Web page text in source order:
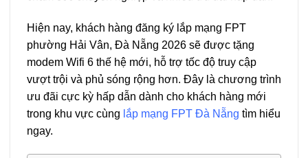
Hiện nay, khách hàng đăng ký lắp mạng FPT
phường Hải Vân, Đà Nẵng 2026 sẽ được tặng
modem Wifi 6 thế hệ mới, hỗ trợ tốc độ truy cập
vượt trội và phủ sóng rộng hơn. Đây là chương trình
ưu đãi cực kỳ hấp dẫn dành cho khách hàng mới
trong khu vực cùng lắp mạng FPT Đà Nẵng tìm hiểu
ngay.